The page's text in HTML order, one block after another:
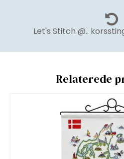
Let's Stitch @..
Relaterede